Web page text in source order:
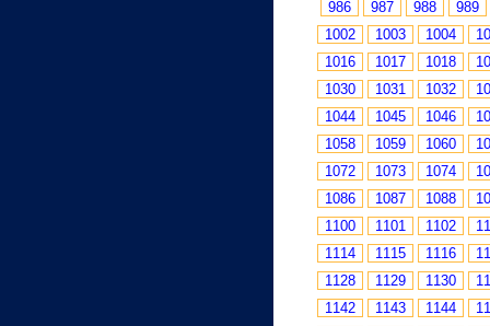
986
987 988
989
1002
1003 1004
1016
1017 1018
1030
1031 1032
1044
1045 1046
1058
1059 1060
1072
1073 1074
1086
1087 1088
1100
1101 1102
1114
1115 1116
1128
1129 1130
1142
1143 1144